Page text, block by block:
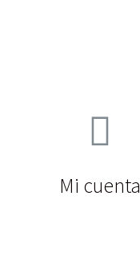
Mi cuenta